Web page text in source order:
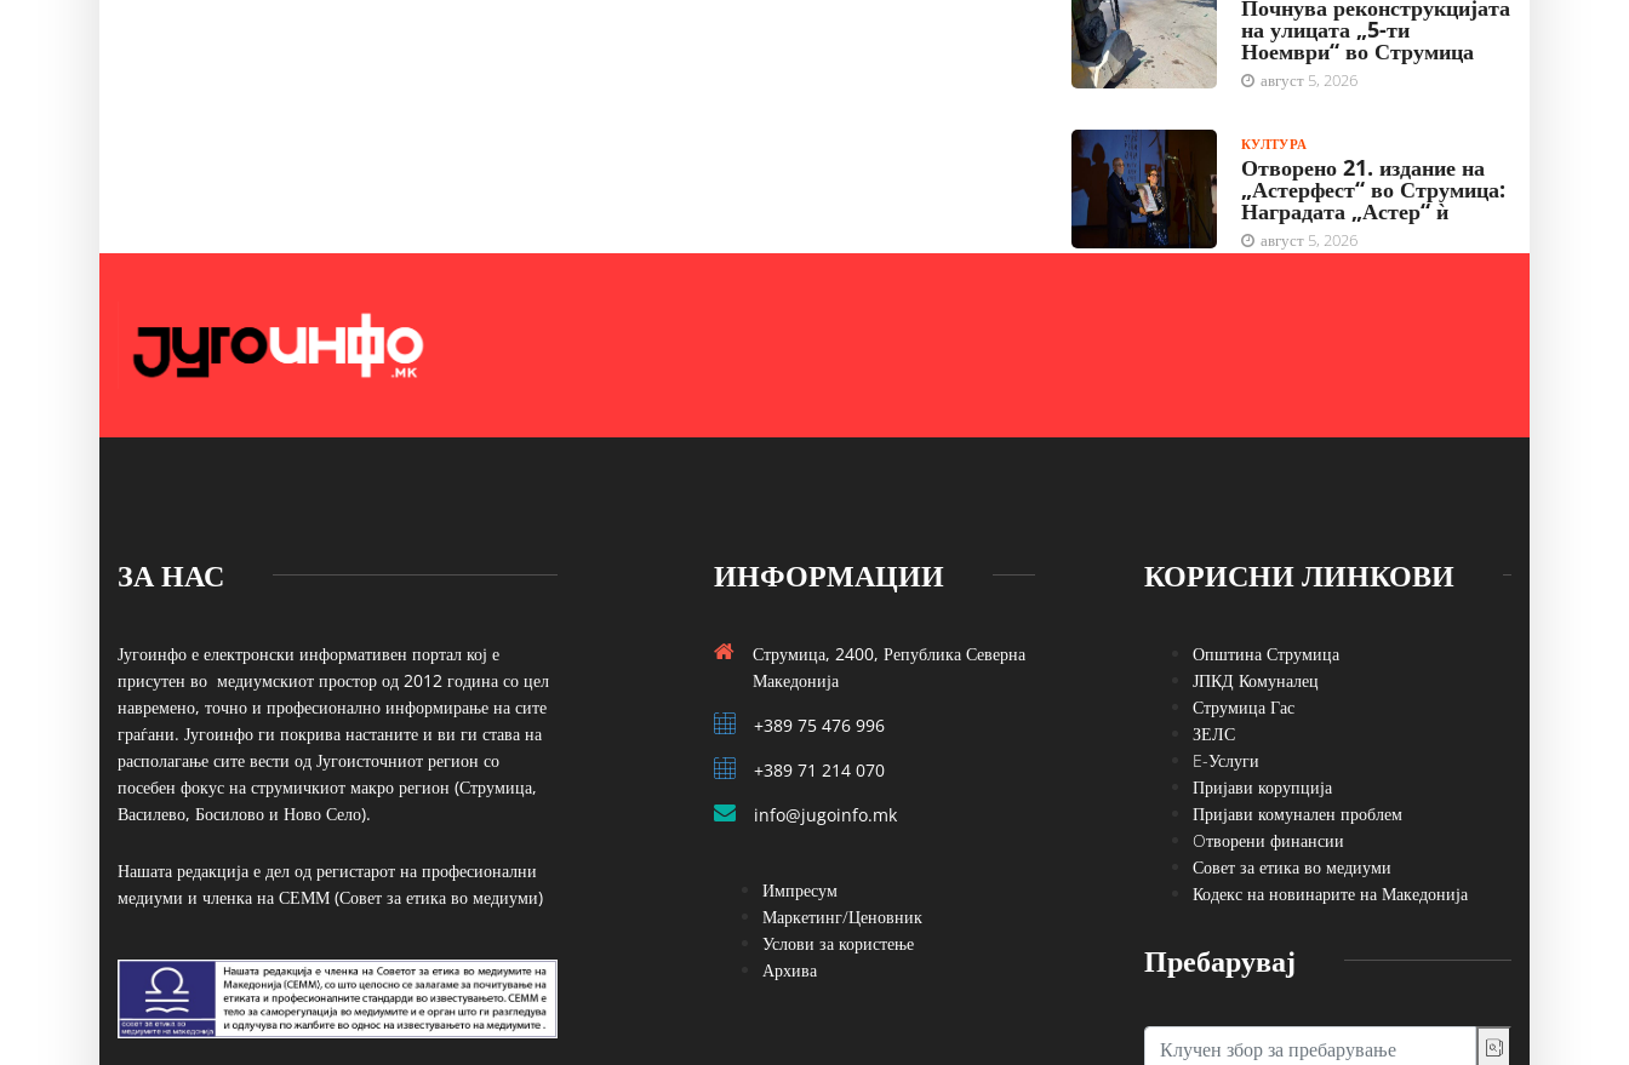
Почнува реконструкцијата
на улицата „5-ти
Ноември“ во Струмица
август 5, 2026
КУЛТУРА
Отворено 21. издание на
„Астерфест“ во Струмица:
Наградата „Астер“ ѝ
август 5, 2026
ЗА НАС
Југоинфо е електронски информативен портал кој е
присутен во медиумскиот простор од 2012 година со цел
навремено, точно и професионално информирање на сите
граѓани. Југоинфо ги покрива настаните и ви ги става на
располагање сите вести од Југоисточниот регион со
посебен фокус на струмичкиот макро регион (Струмица,
Василево, Босилово и Ново Село).
Нашата редакција е дел од регистарот на професионални
медиуми и членка на СЕММ (Совет за етика во медиуми)
ИНФОРМАЦИИ
Струмица, 2400, Република Северна
Македонија
+389 75 476 996
+389 71 214 070
info@jugoinfo.mk
Импресум
Маркетинг/Ценовник
Услови за користење
Архива
КОРИСНИ ЛИНКОВИ
Општина Струмица
ЈПКД Комуналец
Струмица Гас
ЗЕЛС
E-Услуги
Пријави корупција
Пријави комунален проблем
Oтворени финансии
Совет за етика во медиуми
Кодекс на новинарите на Македонија
Пребарувај